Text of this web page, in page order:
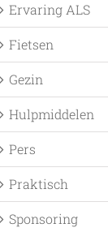
Ervaring ALS
Fietsen
Gezin
Hulpmiddelen
Pers
Praktisch
Sponsoring